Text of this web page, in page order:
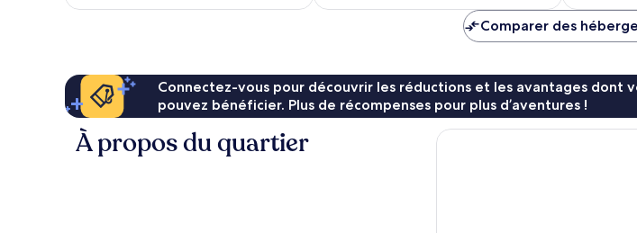
de
100 €
Comparer des
Connectez-vous pour découvrir les réductions et les avantages dont
pouvez bénéficier. Plus de récompenses pour plus d’aventures !
À propos du quartier